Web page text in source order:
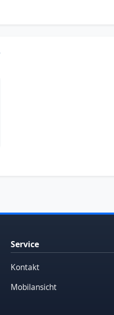
Service
Kontakt
Mobilansicht